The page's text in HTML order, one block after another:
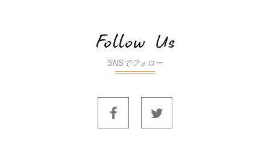
SNSでフォロー